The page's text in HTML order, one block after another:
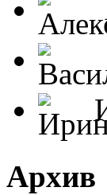
Архив